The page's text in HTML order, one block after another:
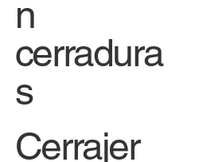
Instalació
n
cerradura
s